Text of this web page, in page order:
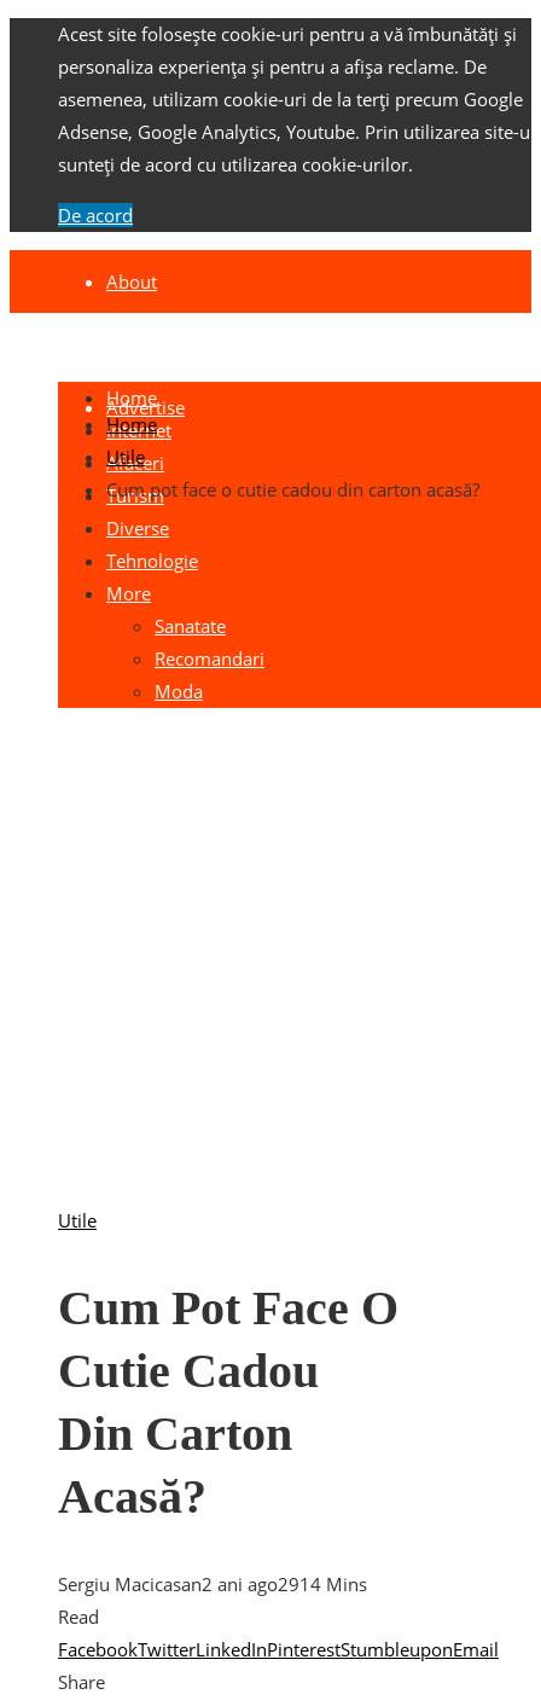
Acest site folosește cookie-uri pentru a vă îmbunătăți și
personaliza experiența și pentru a afișa reclame. De
asemenea, utilizam cookie-uri de la terți precum Google
Adsense, Google Analytics, Youtube. Prin utilizarea site-
sunteți de acord cu utilizarea cookie-urilor.
De acord
About
Advertise
Home
Internet
Afaceri
Turism
Diverse
Tehnologie
More
Sanatate
Recomandari
Moda
Home
Utile
Cum pot face o cutie cadou din carton acasă?
Utile
Cum Pot Face O
Cutie Cadou
Din Carton
Acasă?
Sergiu Macicasan2 ani ago2914 Mins
Read
FacebookTwitterLinkedInPinterestStumbleuponEmail
Share